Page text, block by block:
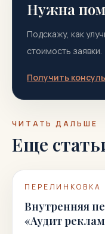
Нужна
Подскажу, как
стоимость заявки.
Получить
ЧИТАТЬ ДАЛЬШЕ
Еще
ПЕРЕЛИНКОВКА
Внутренняя
«Аудит